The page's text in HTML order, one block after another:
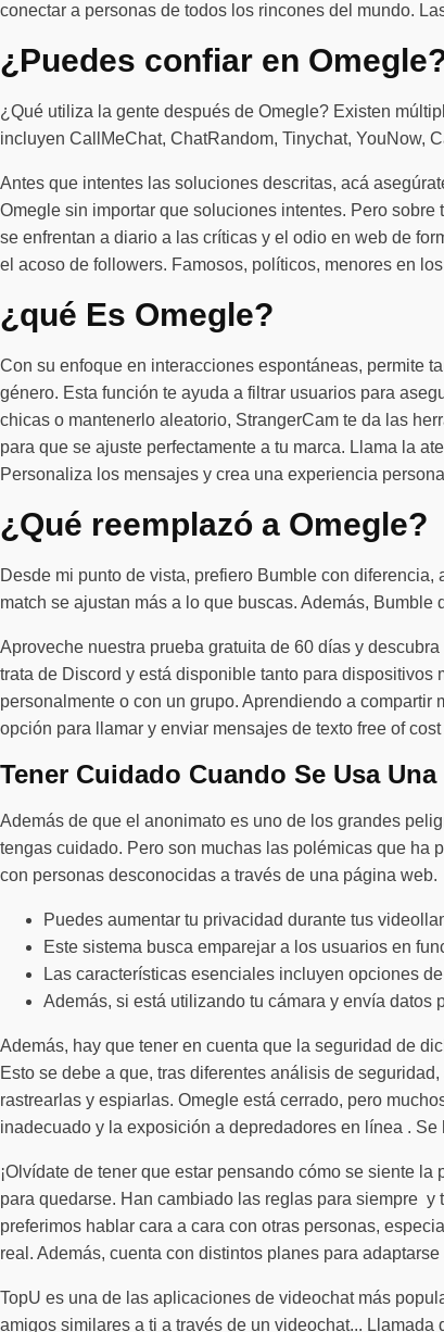
conectar a personas de todos los rincones del mundo.
¿Puedes confiar en
¿Qué utiliza la gente después de Omegle? Existen
incluyen CallMeChat, ChatRandom, Tinychat, YouNow,
Antes que intentes las soluciones descritas, acá
Omegle sin importar que soluciones intentes. Pero
se enfrentan a diario a las críticas y el odio en web de
el acoso de followers. Famosos, políticos, menores en
¿qué Es Omegle?
Con su enfoque en interacciones espontáneas, permite
género. Esta función te ayuda a filtrar usuarios para
chicas o mantenerlo aleatorio, StrangerCam te da las
para que se ajuste perfectamente a tu marca. Llama la
Personaliza los mensajes y crea una experiencia
¿Qué reemplazó a Omegle?
Desde mi punto de vista, prefiero Bumble con
match se ajustan más a lo que buscas. Además,
Aproveche nuestra prueba gratuita de 60 días y
trata de Discord y está disponible tanto para
personalmente o con un grupo. Aprendiendo a
opción para llamar y enviar mensajes de texto free of
Tener Cuidado Cuando Se Usa
Además de que el anonimato es uno de los grandes
tengas cuidado. Pero son muchas las polémicas que ha
con personas desconocidas a través de una página web.
Puedes aumentar tu privacidad durante tus
Este sistema busca emparejar a los usuarios en
Las características esenciales incluyen opciones
Además, si está utilizando tu cámara y envía datos
Además, hay que tener en cuenta que la seguridad de
Esto se debe a que, tras diferentes análisis de
rastrearlas y espiarlas. Omegle está cerrado, pero
inadecuado y la exposición a depredadores en línea .
¡Olvídate de tener que estar pensando cómo se siente
para quedarse. Han cambiado las reglas para siempre y
preferimos hablar cara a cara con otras personas,
real. Además, cuenta con distintos planes para
TopU es una de las aplicaciones de videochat más
amigos similares a ti a través de un videochat...